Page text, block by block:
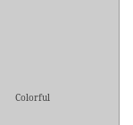
Colorful